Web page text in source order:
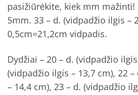
pasižiūrėkite, kiek mm
5mm. 33 – d. (vidpadžio ilgis –
0,5cm=21,2cm vidpadis.
Dydžiai – 20 – d. (vidpadžio
(vidpadžio ilgis – 13,7 cm), 22
– 14,4 cm), 23 – d. (vidpadžio